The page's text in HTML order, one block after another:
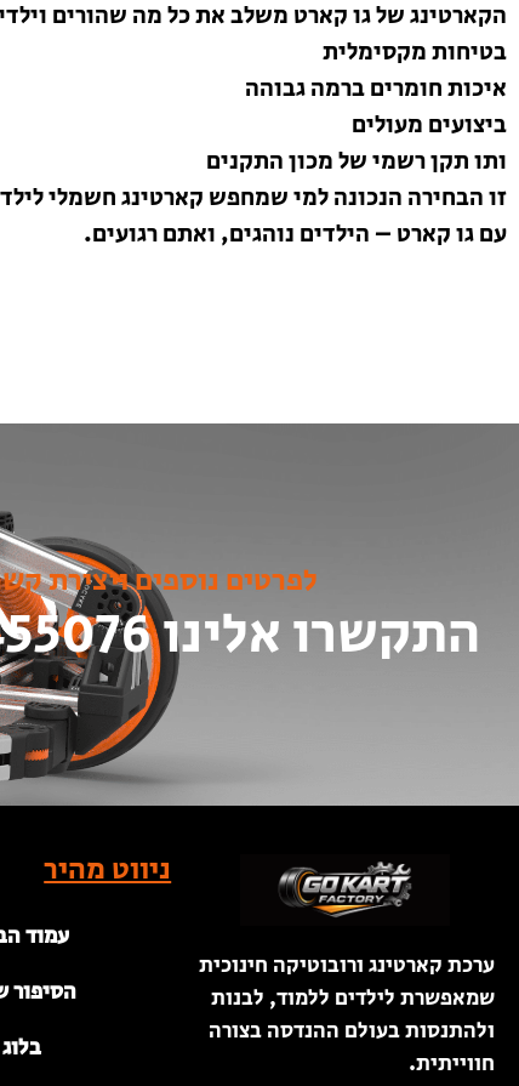
הקארטינג של גו קארט משלב את כל מה שהורים
בטיחות מקסימלית
איכות חומרים ברמה גבוהה
ביצועים מעולים
ותו תקן רשמי של מכון התקנים
זו הבחירה הנכונה למי שמחפש קארטינג חשמלי
עם גו קארט – הילדים נוהגים, ואתם רגועים.
לפרטים נוספים ויצירת
התקשרו אלינו 052-8455076
ערכת קארטינג ורובוטיקה חינוכית
שמאפשרת לילדים ללמוד, לבנות
ולהתנסות בעולם ההנדסה בצורה
חווייתית.
ניווט מהיר
עמוד
הסיפור
בלוג